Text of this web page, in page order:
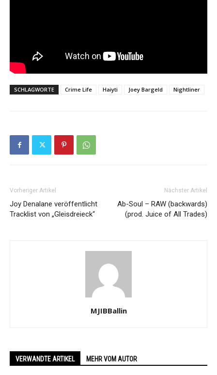
SCHLAGWORTE Crime Life Haiyti Joey Bargeld Nightliner
Vorheriger Artikel
Joy Denalane veröffentlicht
Tracklist von „Gleisdreieck“
Nächster Artikel
Ab-Soul – RAW (backwards)
(prod. Juice of All Trades)
MJIBBallin
VERWANDTE ARTIKEL MEHR VOM AUTOR